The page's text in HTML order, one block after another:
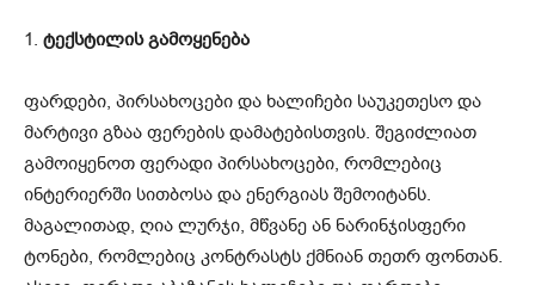
1. ტექსტილის გამოყენება
ფარდები, პირსახოცები და ხალიჩები საუკეთესო და
მარტივი გზაა ფერების დამატებისთვის. შეგიძლიათ
გამოიყენოთ ფერადი პირსახოცები, რომლებიც
ინტერიერში სითბოსა და ენერგიას შემოიტანს.
მაგალითად, ღია ლურჯი, მწვანე ან ნარინჯისფერი
ტონები, რომლებიც კონტრასტს ქმნიან თეთრ ფონთან.